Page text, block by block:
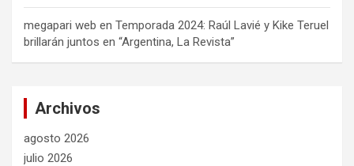
megapari web en Temporada 2024: Raúl Lavié y Kike Teruel
brillarán juntos en “Argentina, La Revista”
Archivos
agosto 2026
julio 2026